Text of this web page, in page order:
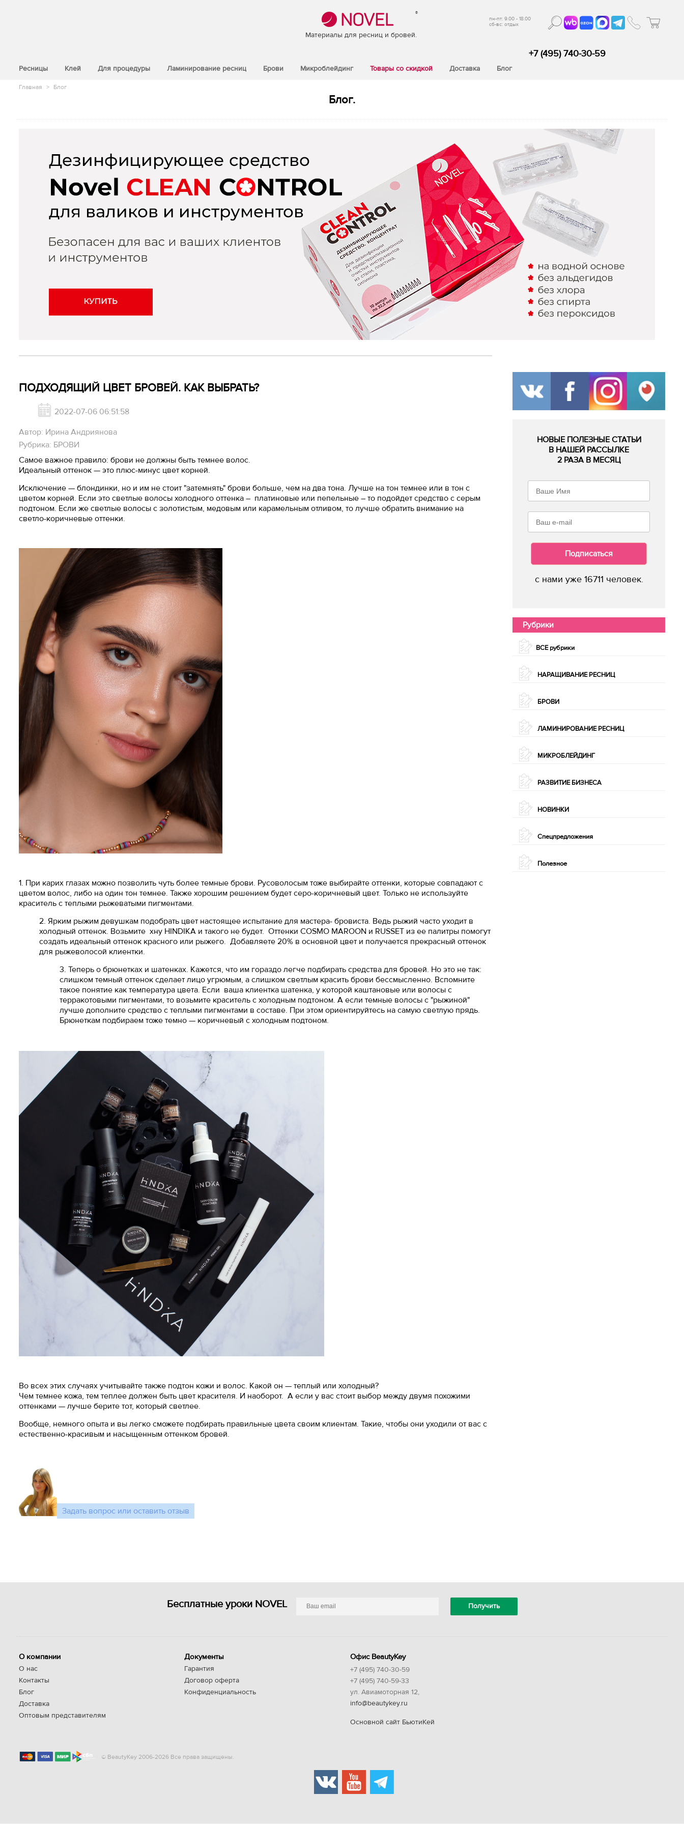
®
Материалы для ресниц и бровей.
пн-пт: 9.00 - 18.00
сб-вс: отдых
Ресницы Клей Для процедуры Ламинирование ресниц Брови Микроблейдинг Товары со скидкой Доставка Блог
+7 (495) 740-30-59
Главная > Блог
Блог.
ПОДХОДЯЩИЙ ЦВЕТ БРОВЕЙ. КАК ВЫБРАТЬ?
2022-07-06 06:51:58
Автор: Ирина Андриянова
Рубрика: БРОВИ
Самое важное правило: брови не должны быть темнее волос.
Идеальный оттенок — это плюс-минус цвет корней.
Исключение — блондинки, но и им не стоит "затемнять" брови больше, чем на два тона. Лучше на тон темнее или в тон с
цветом корней. Если это светлые волосы холодного оттенка – платиновые или пепельные – то подойдет средство с серым
подтоном. Если же светлые волосы с золотистым, медовым или карамельным отливом, то лучше обратить внимание на
светло-коричневые оттенки.
1. При карих глазах можно позволить чуть более темные брови. Русоволосым тоже выбирайте оттенки, которые совпадают с
цветом волос, либо на один тон темнее. Также хорошим решением будет серо-коричневый цвет. Только не используйте
краситель с теплыми рыжеватыми пигментами.
2. Ярким рыжим девушкам подобрать цвет настоящее испытание для мастера- бровиста. Ведь рыжий часто уходит в
холодный оттенок. Возьмите хну HINDIKA и такого не будет. Оттенки COSMO MAROON и RUSSET из ее палитры помогут
создать идеальный оттенок красного или рыжего. Добавляете 20% в основной цвет и получается прекрасный оттенок
для рыжеволосой клиентки.
3. Теперь о брюнетках и шатенках. Кажется, что им гораздо легче подбирать средства для бровей. Но это не так:
слишком темный оттенок сделает лицо угрюмым, а слишком светлым красить брови бессмысленно. Вспомните
такое понятие как температура цвета. Если ваша клиентка шатенка, у которой каштановые или волосы с
терракотовыми пигментами, то возьмите краситель с холодным подтоном. А если темные волосы с "рыжиной"
лучше дополните средство с теплыми пигментами в составе. При этом ориентируйтесь на самую светлую прядь.
Брюнеткам подбираем тоже темно — коричневый с холодным подтоном.
Во всех этих случаях учитывайте также подтон кожи и волос. Какой он — теплый или холодный?
Чем темнее кожа, тем теплее должен быть цвет красителя. И наоборот. А если у вас стоит выбор между двумя похожими
оттенками — лучше берите тот, который светлее.
Вообще, немного опыта и вы легко сможете подбирать правильные цвета своим клиентам. Такие, чтобы они уходили от вас с
естественно-красивым и насыщенным оттенком бровей.
Задать вопрос или оставить отзыв
НОВЫЕ ПОЛЕЗНЫЕ СТАТЬИ
В НАШЕЙ РАССЫЛКЕ
2 РАЗА В МЕСЯЦ
Подписаться
с нами уже 16711 человек.
Рубрики
ВСЕ рубрики
НАРАЩИВАНИЕ РЕСНИЦ
БРОВИ
ЛАМИНИРОВАНИЕ РЕСНИЦ
МИКРОБЛЕЙДИНГ
РАЗВИТИЕ БИЗНЕСА
НОВИНКИ
Спецпредложения
Полезное
Бесплатные уроки NOVEL
О компании
О нас
Контакты
Блог
Доставка
Оптовым представителям
Документы
Гарантия
Договор оферта
Конфиденциальность
Офис BeautyKey
+7 (495) 740-30-59
+7 (495) 740-59-33
ул. Авиамоторная 12,
info@beautykey.ru
Основной сайт БьютиКей
© BeautyKey 2006-2026 Все права защищены.